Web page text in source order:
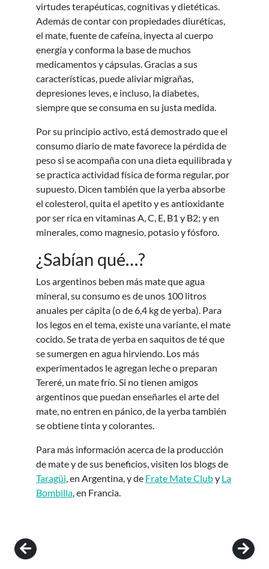
virtudes terapéuticas, cognitivas y dietéticas.
Además de contar con propiedades diuréticas,
el mate, fuente de cafeína, inyecta al cuerpo
energía y conforma la base de muchos
medicamentos y cápsulas. Gracias a sus
características, puede aliviar migrañas,
depresiones leves, e incluso, la diabetes,
siempre que se consuma en su justa medida.
Por su principio activo, está demostrado que el
consumo diario de mate favorece la pérdida de
peso si se acompaña con una dieta equilibrada y
se practica actividad física de forma regular, por
supuesto. Dicen también que la yerba absorbe
el colesterol, quita el apetito y es antioxidante
por ser rica en vitaminas A, C, E, B1 y B2; y en
minerales, como magnesio, potasio y fósforo.
¿Sabían qué…?
Los argentinos beben más mate que agua
mineral, su consumo es de unos 100 litros
anuales per cápita (o de 6,4 kg de yerba). Para
los legos en el tema, existe una variante, el mate
cocido. Se trata de yerba en saquitos de té que
se sumergen en agua hirviendo. Los más
experimentados le agregan leche o preparan
Tereré, un mate frío. Si no tienen amigos
argentinos que puedan enseñarles el arte del
mate, no entren en pánico, de la yerba también
se obtiene tinta y colorantes.
Para más información acerca de la producción
de mate y de sus beneficios, visiten los blogs de
Taragüi, en Argentina, y de Frate Mate Cluby La
Bombilla, en Francia.
Post navigation